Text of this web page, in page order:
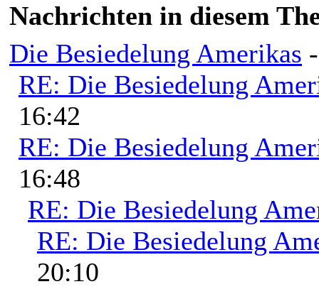
Nachrichten in diesem
Die Besiedelung Amerikas
RE: Die Besiedelung
16:42
RE: Die Besiedelung
16:48
RE: Die Besiedelung
RE: Die Besiedelung
20:10